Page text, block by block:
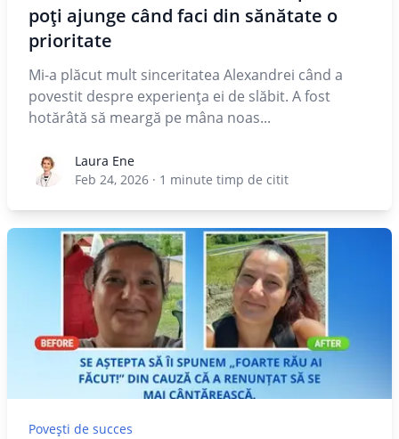
poți ajunge când faci din sănătate o
prioritate
Mi-a plăcut mult sinceritatea Alexandrei când a
povestit despre experiența ei de slăbit. A fost
hotărâtă să meargă pe mâna noas...
Laura EneLaura Ene
Feb 24, 2026 · 1 minute timp de citit
Povești de succes